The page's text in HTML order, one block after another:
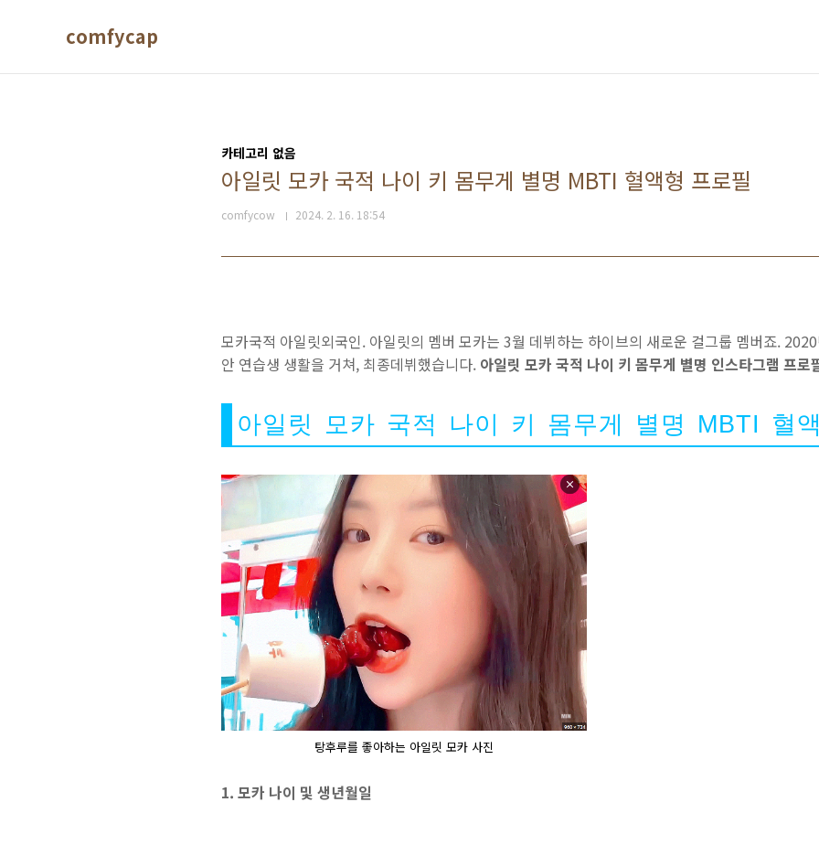
comfycap
카테고리 없음
아일릿 모카 국적 나이 키 몸무게 별명 MBTI 혈액형 프로필
comfycow 2024. 2. 16. 18:54
모카국적 아일릿외국인. 아일릿의 멤버 모카는 3월 데뷔하는 하이브의 새로운 걸그룹 멤버죠.
안 연습생 생활을 거쳐, 최종데뷔했습니다. 아일릿 모카 국적 나이 키 몸무게 별명 인스타그램 프로
아일릿 모카 국적 나이 키 몸무게 별명 MBTI 혈
탕후루를 좋아하는 아일릿 모카 사진
1. 모카 나이 및 생년월일